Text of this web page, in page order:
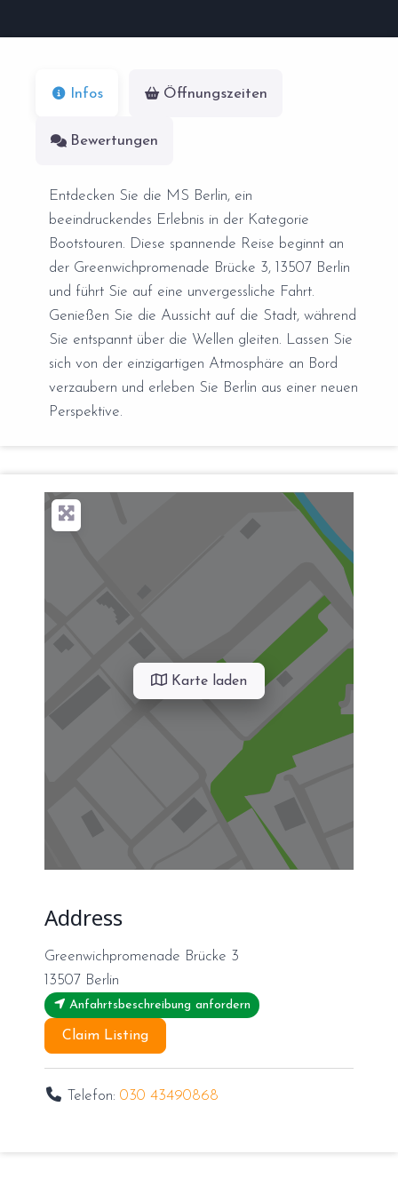
Infos Öffnungszeiten
Bewertungen
Entdecken Sie die MS Berlin, ein
beeindruckendes Erlebnis in der Kategorie
Bootstouren. Diese spannende Reise beginnt an
der Greenwichpromenade Brücke 3, 13507 Berlin
und führt Sie auf eine unvergessliche Fahrt.
Genießen Sie die Aussicht auf die Stadt, während
Sie entspannt über die Wellen gleiten. Lassen Sie
sich von der einzigartigen Atmosphäre an Bord
verzaubern und erleben Sie Berlin aus einer neuen
Perspektive.
Karte laden
Address
Greenwichpromenade Brücke 3
13507 Berlin
Anfahrtsbeschreibung anfordern
Claim Listing
Telefon:030 43490868